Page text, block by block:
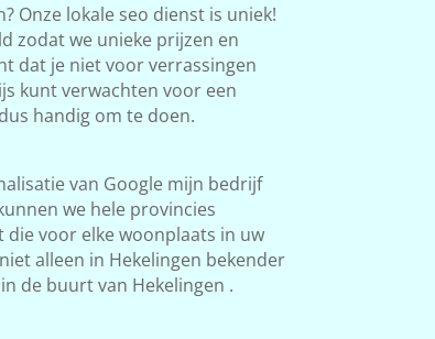
Onze lokale seo dienst is uniek!
zodat we unieke prijzen en
dat je niet voor verrassingen
kunt verwachten voor een
handig om te doen.
van Google mijn bedrijf
we hele provincies
voor elke woonplaats in uw
alleen in Hekelingen bekender
de buurt van Hekelingen .